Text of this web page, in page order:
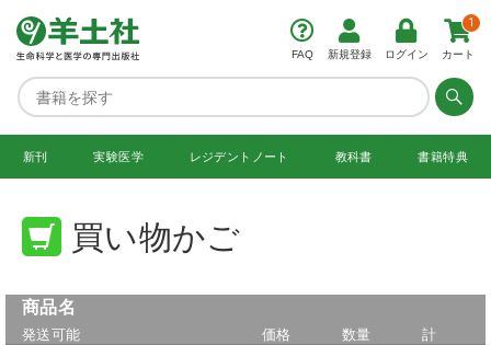
FAQ 新規登録 ログイン カート
1
新刊 実験医学 レジデント ノート 教科書 書籍特典
買い物かご
商品名
発送可能 価格 数量 計